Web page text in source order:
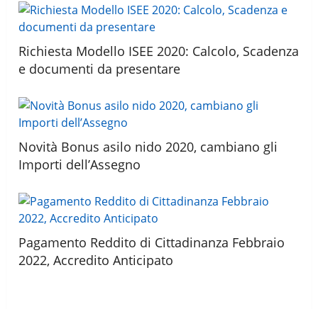
Richiesta Modello ISEE 2020: Calcolo, Scadenza
e documenti da presentare
Novità Bonus asilo nido 2020, cambiano gli
Importi dell’Assegno
Pagamento Reddito di Cittadinanza Febbraio
2022, Accredito Anticipato